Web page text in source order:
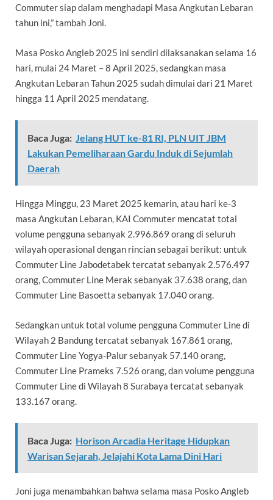
Commuter siap dalam menghadapi Masa Angkutan Lebaran
tahun ini,” tambah Joni.
Masa Posko Angleb 2025 ini sendiri dilaksanakan selama 16
hari, mulai 24 Maret – 8 April 2025, sedangkan masa
Angkutan Lebaran Tahun 2025 sudah dimulai dari 21 Maret
hingga 11 April 2025 mendatang.
Baca Juga: Jelang HUT ke-81 RI, PLN UIT JBM
Lakukan Pemeliharaan Gardu Induk di Sejumlah
Daerah
Hingga Minggu, 23 Maret 2025 kemarin, atau hari ke-3
masa Angkutan Lebaran, KAI Commuter mencatat total
volume pengguna sebanyak 2.996.869 orang di seluruh
wilayah operasional dengan rincian sebagai berikut: untuk
Commuter Line Jabodetabek tercatat sebanyak 2.576.497
orang, Commuter Line Merak sebanyak 37.638 orang, dan
Commuter Line Basoetta sebanyak 17.040 orang.
Sedangkan untuk total volume pengguna Commuter Line di
Wilayah 2 Bandung tercatat sebanyak 167.861 orang,
Commuter Line Yogya-Palur sebanyak 57.140 orang,
Commuter Line Prameks 7.526 orang, dan volume pengguna
Commuter Line di Wilayah 8 Surabaya tercatat sebanyak
133.167 orang.
Baca Juga: Horison Arcadia Heritage Hidupkan
Warisan Sejarah, Jelajahi Kota Lama Dini Hari
Joni juga menambahkan bahwa selama masa Posko Angleb